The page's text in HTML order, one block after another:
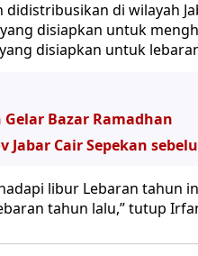
didistribusikan di wilayah
disiapkan untuk
disiapkan untuk
Bazar Ramadhan
Jabar Cair Sepekan
libur Lebaran tahun
tahun lalu,” tutup